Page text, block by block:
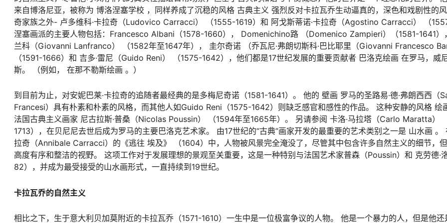
来自博洛尼亚，被称为 博洛涅塞学校 ，同样养成了沉稳的风格 古典主义 强烈反对卡拉瓦乔生动逼真的，深色和戏剧性的
奇家族之外- 卢多维科·卡拉奇（Ludovico Carracci） （1555-1619）和 阿戈斯蒂诺·卡拉奇（Agostino Carracci） （
涅塞画派的主要人物包括：Francesco Albani（1578-1660）， Domenichino路 （Domenico Zampieri）（1581-1641）
兰科（Giovanni Lanfranco） （1582年至1647年）， 圭尔奇诺 （乔瓦尼·弗朗切斯科·巴比耶里（Giovanni Francesco
（1591-1666）和 吉多·雷尼（Guido Reni） （1575-1642），他们都是17世纪发展的重要贡献者 巴洛克绘画 在罗马，威
斯。 （例如， 在那不勒斯绘画 。）
到目前为止，对安妮巴莱·卡拉奇的追随者最经典的是多梅尼奇诺（1581-1641）。 他的 壁画 罗马的圣路易·德·弗朗西西（
Francesi）具有朴素和朴素的风格，而其他人如Guido Reni（1575-1642）则缺乏感官和感性的作品。 这种安静的风格 绘
法国古典主义画家 尼古拉斯·普桑（Nicolas Poussin） （1594年至1665年）。 另请参阅 卡洛·马拉塔（Carlo Maratta）
1713），在贝尼尼去世后成为罗马的主要巴洛克艺术家。 由17世纪的“古典”画家开发的最重要的艺术类别之一是 山水画 。
拉奇（Annibale Carracci）的《逃往 埃及》
（1604）中，人物被风景完全淹没了，尽管其中包含许多自然主义的细节，
高度有序和整洁的视野。 这项工作对于发展理想的景观至关重要，这是一种特别与法国艺术家普森（Poussin）和 克劳德·
82），并成为最受接受的山水画形式，一直持续到19世纪。
卡拉瓦乔的自然主义
相比之下，生于意大利贝加莫附近的卡拉瓦乔（1571-1610）一生中是一位极富争议的人物。 他是一个暴力的人，但是他